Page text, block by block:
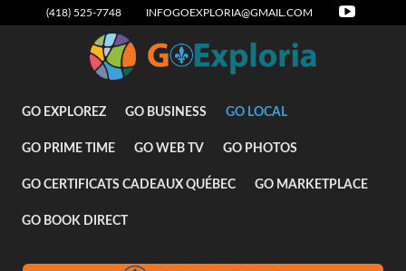
(418) 525-7748 INFOGOEXPLORIA@GMAIL.COM
GO EXPLOREZ GO BUSINESS GO LOCAL
GO PRIME TIME GO WEB TV GO PHOTOS
GO CERTIFICATS CADEAUX QUÉBEC GO MARKETPLACE
GO BOOK DIRECT